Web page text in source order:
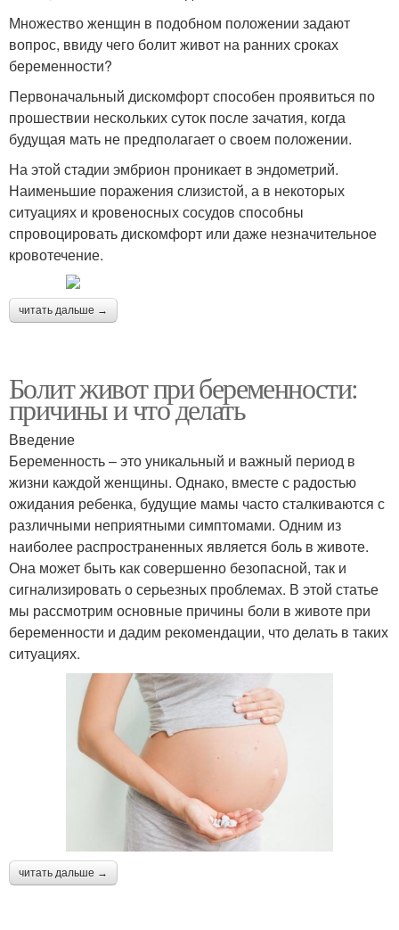
Множество женщин в подобном положении задают
вопрос, ввиду чего болит живот на ранних сроках
беременности?
Первоначальный дискомфорт способен проявиться по
прошествии нескольких суток после зачатия, когда
будущая мать не предполагает о своем положении.
На этой стадии эмбрион проникает в эндометрий.
Наименьшие поражения слизистой, а в некоторых
ситуациях и кровеносных сосудов способны
спровоцировать дискомфорт или даже незначительное
кровотечение.
читать дальше →
Болит живот при беременности:
причины и что делать
Введение
Беременность – это уникальный и важный период в
жизни каждой женщины. Однако, вместе с радостью
ожидания ребенка, будущие мамы часто сталкиваются с
различными неприятными симптомами. Одним из
наиболее распространенных является боль в животе.
Она может быть как совершенно безопасной, так и
сигнализировать о серьезных проблемах. В этой статье
мы рассмотрим основные причины боли в животе при
беременности и дадим рекомендации, что делать в таких
ситуациях.
читать дальше →